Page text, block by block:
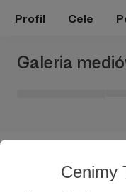
Cenimy
Profil Cele
Galeria